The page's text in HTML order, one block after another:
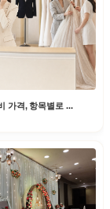
가격, 항목별로 ...